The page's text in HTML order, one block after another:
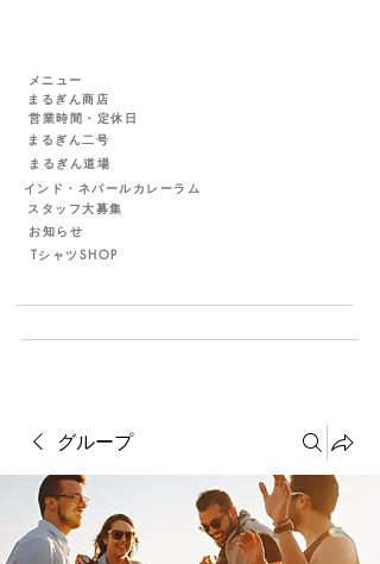
メニュー
まるぎん商店
営業時間・定休日
まるぎん二号
まるぎん道場
インド・ネパールカレーラム
スタッフ大募集
お知らせ
TシャツSHOP
グループ